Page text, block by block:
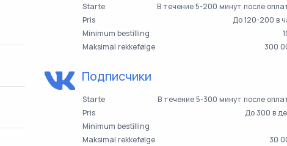
Starte
В течение 5-200 минут после
Pris
До 120-200 в
Minimum bestilling
Maksimal rekkefølge
300
Подписчики
Starte
В течение 5-300 минут после
Pris
До 300 в
Minimum bestilling
Maksimal rekkefølge
30